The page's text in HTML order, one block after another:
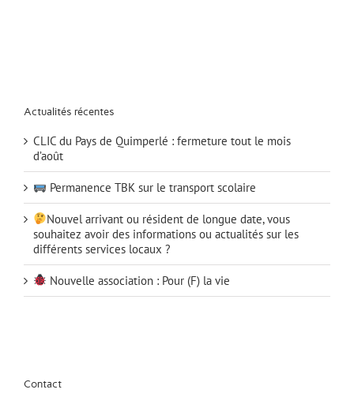
Actualités récentes
CLIC du Pays de Quimperlé : fermeture tout le mois
d’août
Permanence TBK sur le transport scolaire
Nouvel arrivant ou résident de longue date, vous
souhaitez avoir des informations ou actualités sur les
différents services locaux ?
Nouvelle association : Pour (F) la vie
Contact